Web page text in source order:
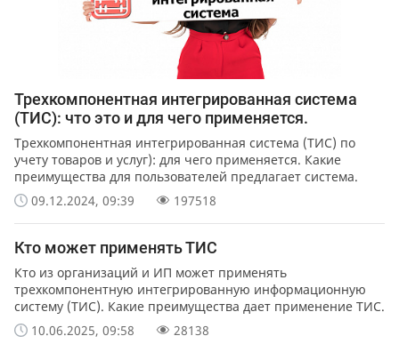
Трехкомпонентная интегрированная система
(ТИС): что это и для чего применяется.
Трехкомпонентная интегрированная система (ТИС) по
учету товаров и услуг): для чего применяется. Какие
преимущества для пользователей предлагает система.
Какие льготы предусмотрены для пользователей.
09.12.2024, 09:39 197518
Кто может применять ТИС
Кто из организаций и ИП может применять
трехкомпонентную интегрированную информационную
систему (ТИС). Какие преимущества дает применение ТИС.
10.06.2025, 09:58
28138